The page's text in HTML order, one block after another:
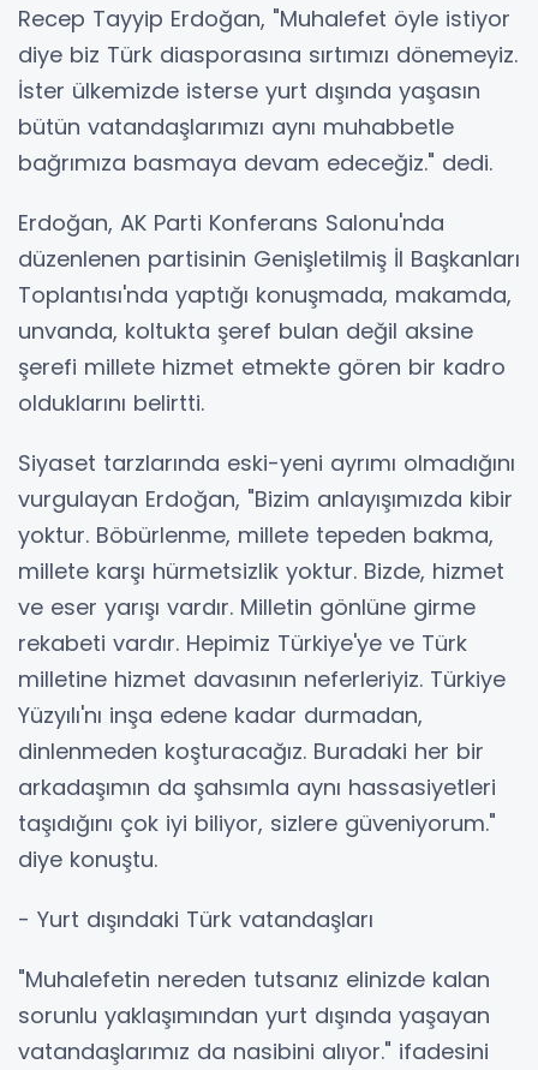
Recep Tayyip Erdoğan, "Muhalefet öyle istiyor
diye biz Türk diasporasına sırtımızı dönemeyiz.
İster ülkemizde isterse yurt dışında yaşasın
bütün vatandaşlarımızı aynı muhabbetle
bağrımıza basmaya devam edeceğiz." dedi.
Erdoğan, AK Parti Konferans Salonu'nda
düzenlenen partisinin Genişletilmiş İl Başkanları
Toplantısı'nda yaptığı konuşmada, makamda,
unvanda, koltukta şeref bulan değil aksine
şerefi millete hizmet etmekte gören bir kadro
olduklarını belirtti.
Siyaset tarzlarında eski-yeni ayrımı olmadığını
vurgulayan Erdoğan, "Bizim anlayışımızda kibir
yoktur. Böbürlenme, millete tepeden bakma,
millete karşı hürmetsizlik yoktur. Bizde, hizmet
ve eser yarışı vardır. Milletin gönlüne girme
rekabeti vardır. Hepimiz Türkiye'ye ve Türk
milletine hizmet davasının neferleriyiz. Türkiye
Yüzyılı'nı inşa edene kadar durmadan,
dinlenmeden koşturacağız. Buradaki her bir
arkadaşımın da şahsımla aynı hassasiyetleri
taşıdığını çok iyi biliyor, sizlere güveniyorum."
diye konuştu.
- Yurt dışındaki Türk vatandaşları
"Muhalefetin nereden tutsanız elinizde kalan
sorunlu yaklaşımından yurt dışında yaşayan
vatandaşlarımız da nasibini alıyor." ifadesini